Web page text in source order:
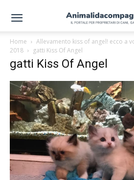
Home
Allevamento kiss of angel! ecco a
2018
gatti Kiss Of Angel
gatti Kiss Of Angel